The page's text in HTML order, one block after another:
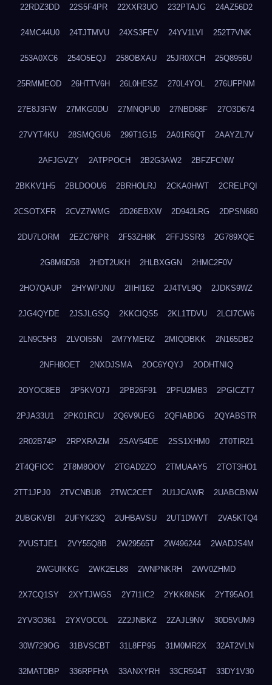
22RDZ3DD 22S5F4PR 22XXR3UO 232PTAJG 24AZ56D2
24MC44U0 24TJTMVU 24XS3FEV 24YV1LVI 252T7VNK
253A0XC6 254O5EQJ 258OBXAU 25JR0XCH 25Q8956U
25RMMEOD 26HTTV6H 26L0HESZ 270L4YOL 276UFPNM
27E8J3FW 27MKG0DU 27MNQPU0 27NBD68F 27O3D674
27VYT4KU 28SMQGU6 299T1G15 2A01R6QT 2AAYZL7V
2AFJGVZY 2ATPPOCH 2B2G3AW2 2BFZFCNW
2BKKV1H5 2BLDOOU6 2BRHOLRJ 2CKA0HWT 2CRELPQI
2CSOTXFR 2CVZ7WMG 2D26EBXW 2D942LRG 2DPSN680
2DU7LORM 2EZC76PR 2F53ZH8K 2FFJSSR3 2G789XQE
2G8M6D58 2HDT2UKH 2HLBXGGN 2HMC2F0V
2HO7QAUP 2HYWPJNU 2IIHI162 2J4TVL9Q 2JDKS9WZ
2JG4QYDE 2JSJLGSQ 2KKCIQS5 2KL1TDVU 2LCI7CW6
2LN9C5H3 2LVOI55N 2M7YMERZ 2MIQDBKK 2N165DB2
2NFH8OET 2NXDJSMA 2OC6YQYJ 2ODHTNIQ
2OYOC8EB 2P5KVO7J 2PB26F91 2PFU2MB3 2PGICZT7
2PJA33U1 2PK01RCU 2Q6V9UEG 2QFIABDG 2QYABSTR
2R02B74P 2RPXRAZM 2SAV54DE 2SS1XHM0 2T0TIR21
2T4QFIOC 2T8M8OOV 2TGAD2ZO 2TMUAAY5 2TOT3HO1
2TT1JPJ0 2TVCNBU8 2TWC2CET 2U1JCAWR 2UABCBNW
2UBGKVBI 2UFYK23Q 2UHBAVSU 2UT1DWVT 2VA5KTQ4
2VUSTJE1 2VY55Q8B 2W29565T 2W496244 2WADJS4M
2WGUIKKG 2WK2EL88 2WNPNKRH 2WV0ZHMD
2X7CQ1SY 2XYTJWGS 2Y7I1IC2 2YKK8NSK 2YT95AO1
2YV3O361 2YXVOCOL 2Z2JNBKZ 2ZAJL9NV 30D5VUM9
30W729OG 31BVSCBT 31L8FP95 31M0MR2X 32AT2VLN
32MATDBP 336RPFHA 33ANXYRH 33CR504T 33DY1V30